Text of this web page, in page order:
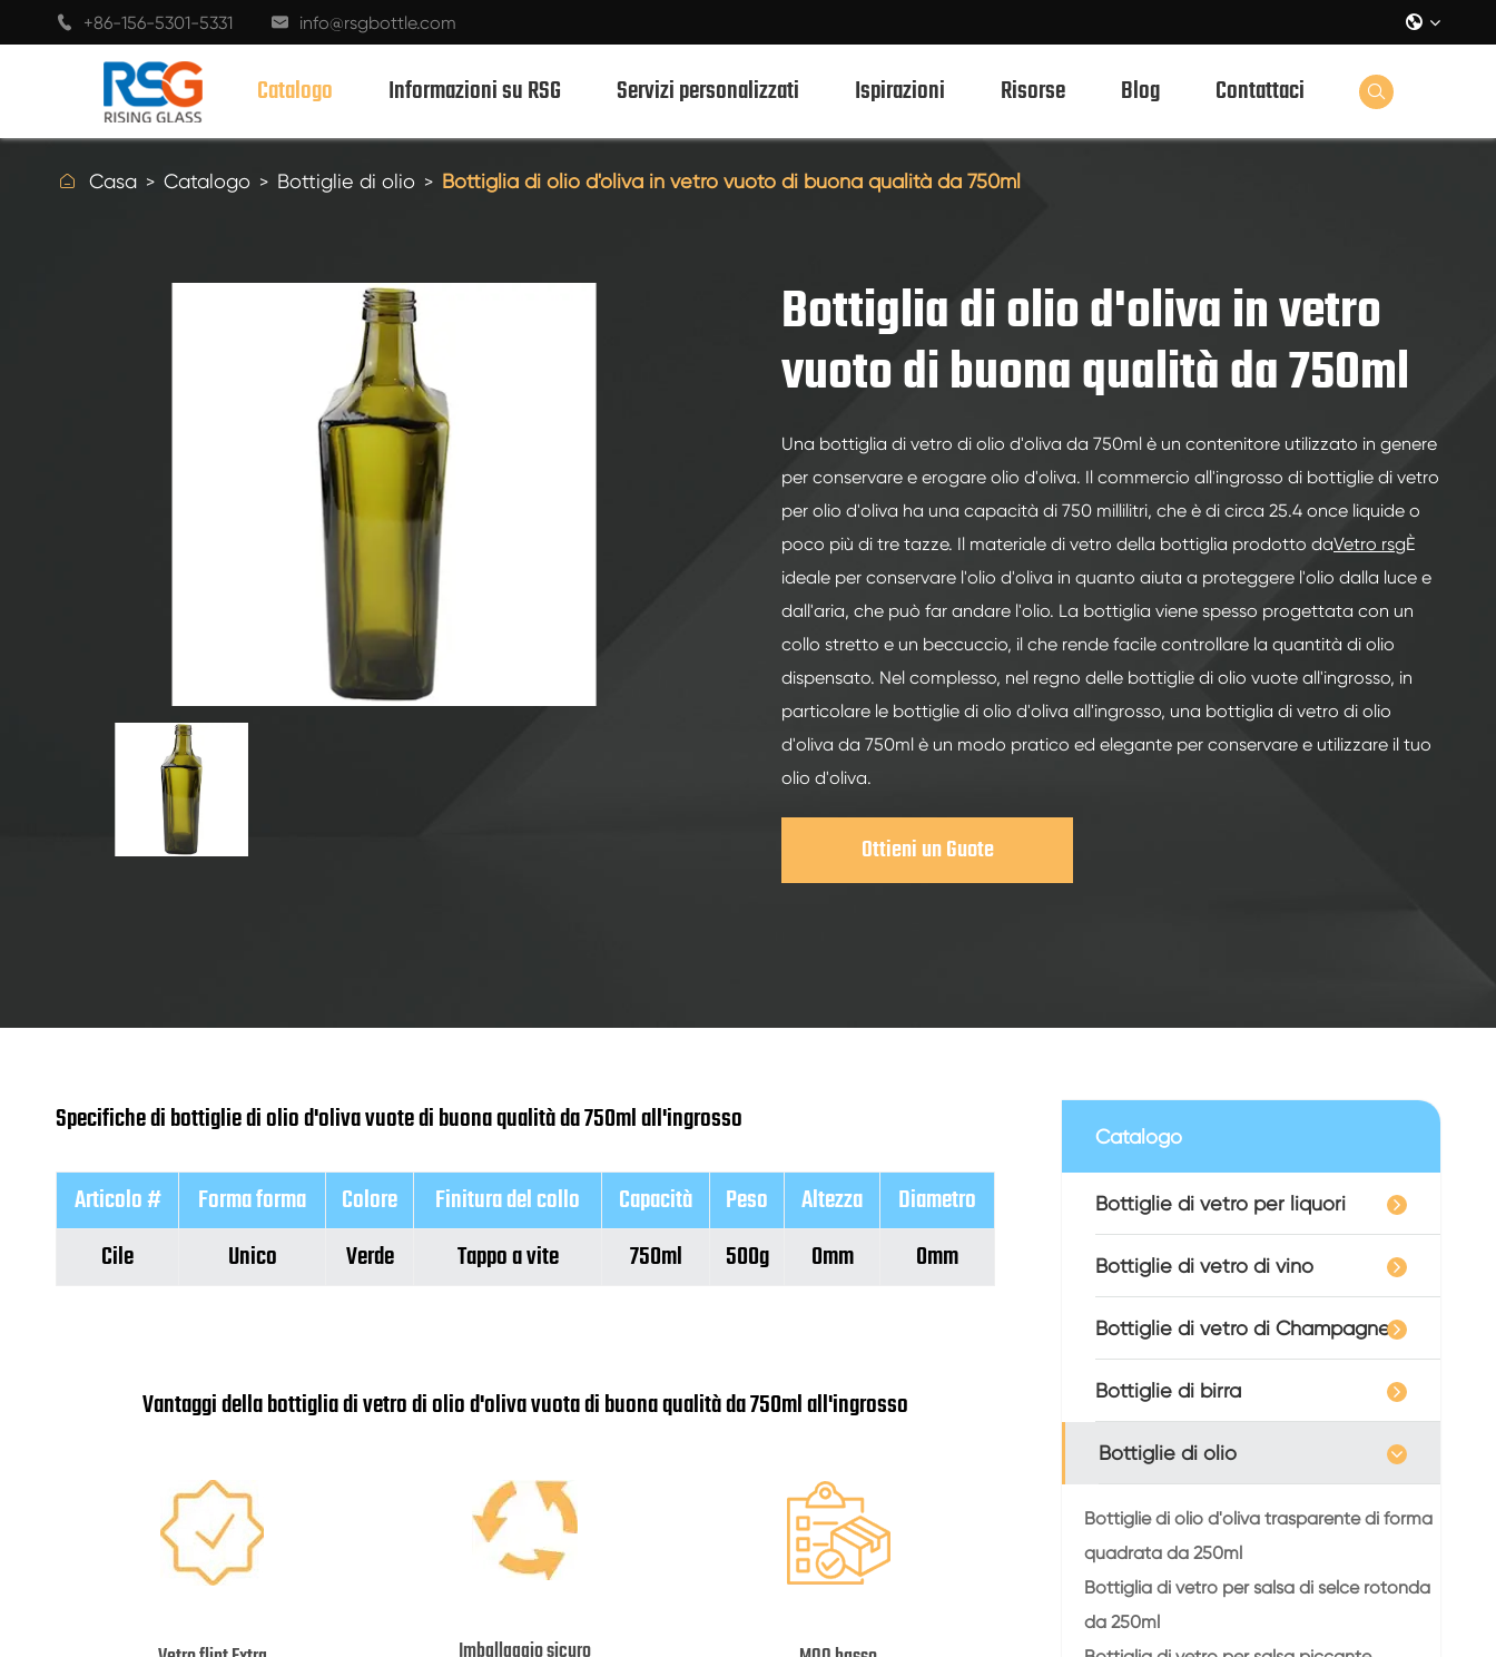
 +86-156-5301-5331  info@rsgbottle.com 
Catalogo
BOTTIGLIE DI VETRO DI VINO
BOTTIGLIE PER BEVANDE IN VETRO
TAPPO/CHIUSURE/ETICHETTE PER VETRO
Bottiglie di vetro per liquori da 700ml
Informazioni su RSG Servizi personalizzati Ispirazioni Risorse Blog Contattaci 
 Casa Catalogo Bottiglie di olio Bottiglia di olio d'oliva in vetro vuoto di buona qualità da 750ml
Bottiglia di olio d'oliva in vetro
vuoto di buona qualità da 750ml
Una bottiglia di vetro di olio d'oliva da 750ml è un contenitore utilizzato in genere
per conservare e erogare olio d'oliva. Il commercio all'ingrosso di bottiglie di vetro
per olio d'oliva ha una capacità di 750 millilitri, che è di circa 25.4 once liquide o
poco più di tre tazze. Il materiale di vetro della bottiglia prodotto daVetro rsgÈ
ideale per conservare l'olio d'oliva in quanto aiuta a proteggere l'olio dalla luce e
dall'aria, che può far andare l'olio. La bottiglia viene spesso progettata con un
collo stretto e un beccuccio, il che rende facile controllare la quantità di olio
dispensato. Nel complesso, nel regno delle bottiglie di olio vuote all'ingrosso, in
particolare le bottiglie di olio d'oliva all'ingrosso, una bottiglia di vetro di olio
d'oliva da 750ml è un modo pratico ed elegante per conservare e utilizzare il tuo
olio d'oliva.
Ottieni un Guote
Specifiche di bottiglie di olio d'oliva vuote di buona qualità da 750ml all'ingrosso
Articolo # Forma forma Colore Finitura del collo Capacità Peso Altezza
Diametro
Cile
Unico Verde Tappo a vite 750ml 500g 0mm 0mm
Vantaggi della bottiglia di vetro di olio d'oliva vuota di buona qualità da 750ml all'ingrosso
Catalogo
Bottiglie di vetro per liquori
Bottiglie di vetro di vino
Bottiglie di vetro di Champagne
Bottiglie di birra
Bottiglie di olio
Bottiglie di olio d'oliva trasparente di forma
quadrata da 250ml
Bottiglia di vetro per salsa di selce rotonda
da 250ml